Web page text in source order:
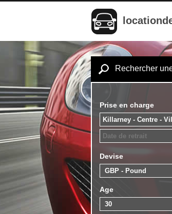
Rechercher
Prise en charge
Devise
Age